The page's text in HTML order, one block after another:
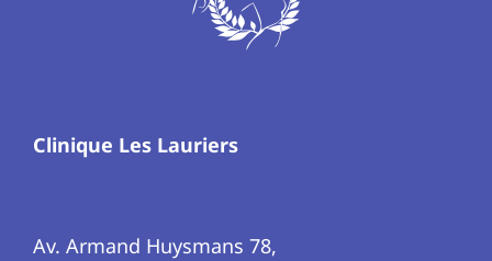
Clinique Les Lauriers
Av. Armand Huysmans 78,